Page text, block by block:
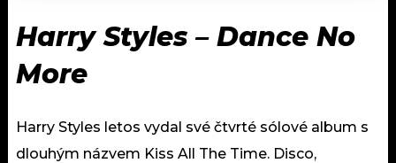
Harry Styles – Dance No
More
Harry Styles letos vydal své čtvrté sólové album s
dlouhým názvem Kiss All The Time. Disco,